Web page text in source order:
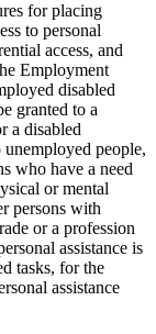
for placing
to personal
access, and
Employment
disabled
granted to a
a disabled
unemployed people,
who have a need
or mental
persons with
or a profession
assistance is
tasks, for the
assistance